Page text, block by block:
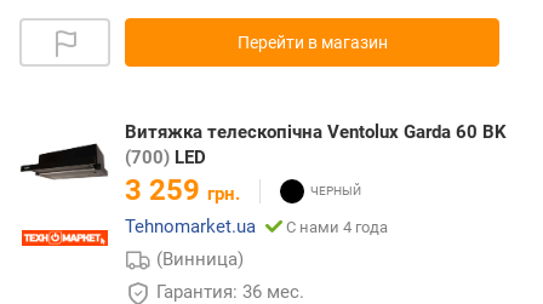
Перейти в магазин
Витяжка телескопічна Ventolux Garda 60 BK
(700) LED
3 259 грн.
Tehnomarket.ua
С нами 4 года
(Винница)
Гарантия: 36 мес.